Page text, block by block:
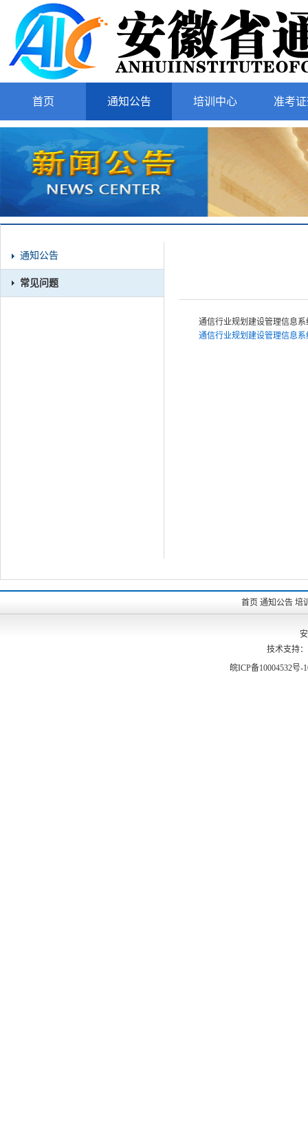
首页 通知公告 培训中心 准考
通知公告
常见问题
通信行业规划建设管理信息系
通信行业规划建设管理信息系
首页 通知公告 培
技术支持
皖ICP备10004532